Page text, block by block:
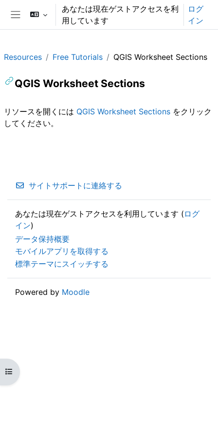
メインコンテンツへスキップする
サイドパネル
あなたは現在ゲストアクセスを利
用しています
ログ
イン
コースインデックスを開く
Resources Free Tutorials QGIS Worksheet Sections
QGIS Worksheet Sections
リソースを開くには QGIS Worksheet Sections をクリック
してください。
サイトサポートに連絡する
あなたは現在ゲストアクセスを利用しています ( ログ
イン)
データ保持概要
モバイルアプリを取得する
標準テーマにスイッチする
Powered by Moodle